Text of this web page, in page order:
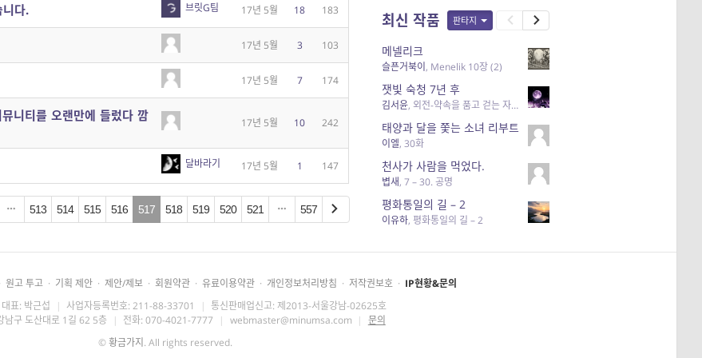
니다. 브릿G팀 17년 5월 18 183
17년 5월 3 103
17년 5월 7 174
니티를 오랜만에 들렀다 깜
17년 5월 10 242
달바라기 17년 5월 1 147
513 514 515 516 517 518 519 520 521 557
최신 작품 판타지
메넬리크
슬픈거북이 , Menelik 10장 (2)
잿빛 숙청 7년 후
김서윤, 외전-약속을 품고 걷는 자:핸딘 하르마(3)
태양과 달을 쫓는 소녀 리부트
이엘, 30화
천사가 사람을 먹었다.
볍새, 7 – 30. 공명
평화통일의 길 – 2
이유하, 평화통일의 길 – 2
원고 투고 · 기획 제안 · 제안/제보 · 회원약관 · 유료이용약관 · 개인정보처리방침 · 저작권보호 · IP현황&문의
대표: 박근섭 | 사업자등록번호: 211-88-33701 | 통신판매업신고: 제2013-서울강남-02625호
남구 도산대로 1길 62 5층 | 전화: 070-4021-7777 | webmaster@minumsa.com | 문의
©황금가지 . All rights reserved.